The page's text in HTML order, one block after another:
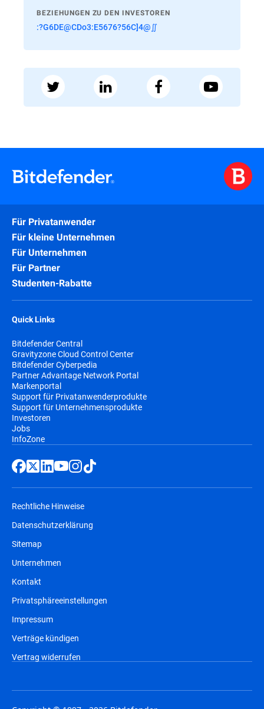
BEZIEHUNGEN ZU DEN INVESTOREN
:?G6DE@CDo3:E5676?56C]4@∬
Für Privatanwender
Für kleine Unternehmen
Für Unternehmen
Für Partner
Studenten-Rabatte
Quick Links
Bitdefender Central
Gravityzone Cloud Control Center
Bitdefender Cyberpedia
Partner Advantage Network Portal
Markenportal
Support für Privatanwenderprodukte
Support für Unternehmensprodukte
Investoren
Jobs
InfoZone
Rechtliche Hinweise
Datenschutzerklärung
Sitemap
Unternehmen
Kontakt
Privatsphäreeinstellungen
Impressum
Verträge kündigen
Vertrag widerrufen